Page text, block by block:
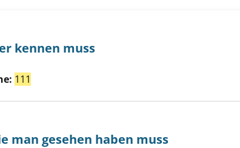
die jeder kennen muss anzeigen
kennen muss
111
man gesehen haben muss